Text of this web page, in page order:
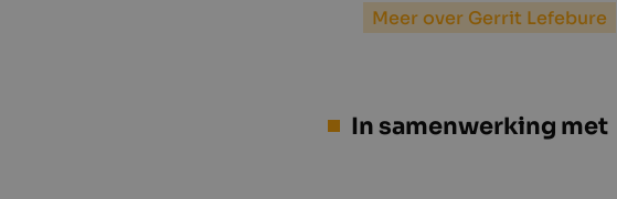
Meer over Gerrit Lefebure
In samenwerking met